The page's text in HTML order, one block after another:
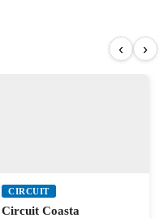
‹ ›
CIRCUIT
Circuit Coasta